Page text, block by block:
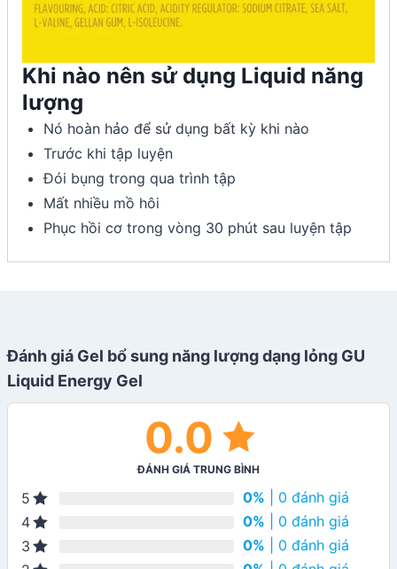
Khi nào nên sử dụng Liquid năng
lượng
Nó hoàn hảo để sử dụng bất kỳ khi nào
Trước khi tập luyện
Đói bụng trong qua trình tập
Mất nhiều mồ hôi
Phục hồi cơ trong vòng 30 phút sau luyện tập
Đánh giá Gel bổ sung năng lượng dạng lỏng GU
Liquid Energy Gel
0.0
ĐÁNH GIÁ TRUNG BÌNH
5 0% | 0 đánh giá
4
0% | 0 đánh giá
3
0% | 0 đánh giá